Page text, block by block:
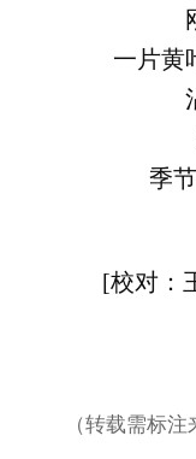
一片黄
季
[校对：
（转载需标